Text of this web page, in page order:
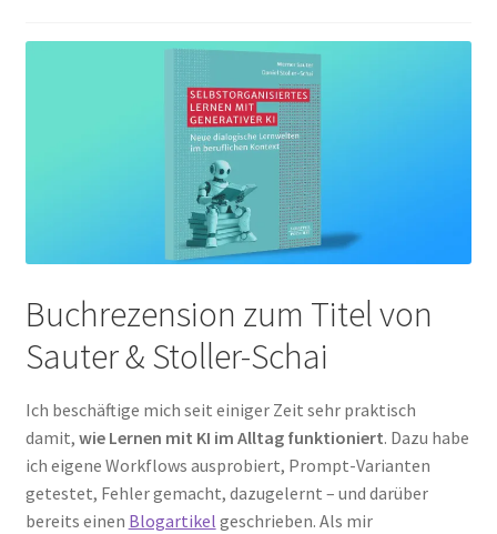
Alle Beiträge:
Buchrezension zum Titel von
Sauter & Stoller-Schai
Ich beschäftige mich seit einiger Zeit sehr praktisch
damit, wie Lernen mit KI im Alltag funktioniert. Dazu habe
ich eigene Workflows ausprobiert, Prompt-Varianten
getestet, Fehler gemacht, dazugelernt – und darüber
bereits einen Blogartikel geschrieben. Als mir